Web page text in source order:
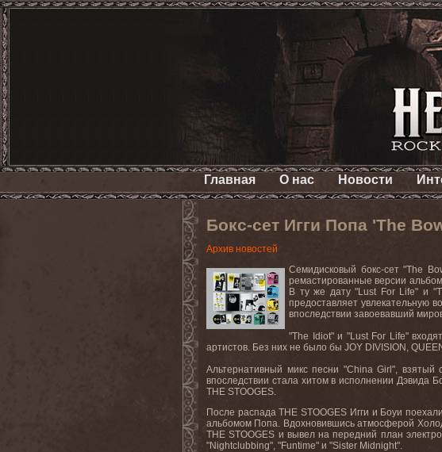
Главная О нас Новости
Бокс-сет Игги Попа 'The
Архив новостей
Семидисковый бокс-сет "The
ремастированные версии
В ту же дату "Lust For Life" и "
предоставляет увлекательную
впоследствии завоевавший
"The Idiot" и "Lust For Life" входят
артистов. Без них не было бы JOY DIVISION,
Альтернативный микс песни "China Girl", взятый
впоследствии стала хитом в исполнении Дэвида
THE STOOGES.
После распадаTHE STOOGES Игги и Боуи
альбомом Попа. Вдохновившись атмосферой
THE STOOGES и вывел на передний план
"Nightclubbing", "Funtime" и "Sister Midnight".